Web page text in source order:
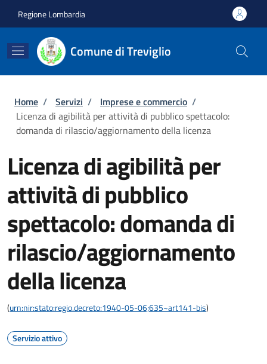
Regione Lombardia
Comune di Treviglio
Briciole di pane
Home / Servizi / Imprese e commercio /
Licenza di agibilità per attività di pubblico spettacolo:
domanda di rilascio/aggiornamento della licenza
Licenza di agibilità per
attività di pubblico
spettacolo: domanda di
rilascio/aggiornamento
della licenza
(urn:nir:stato:regio.decreto:1940-05-06;635~art141-bis)
Servizio attivo